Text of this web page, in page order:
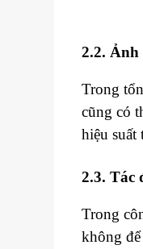
2.2. Ảnh
Trong
cũng có
hiệu suất
2.3. Tác
Trong
không